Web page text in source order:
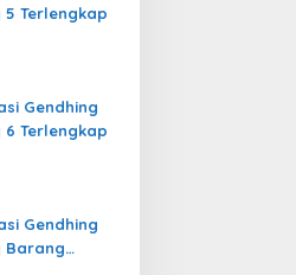
Terlengkap
Gendhing
Terlengkap
Gendhing
Barang